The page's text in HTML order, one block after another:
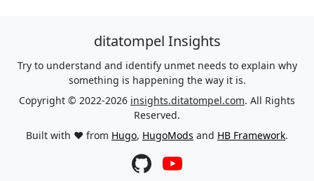
ditatompel Insights
Try to understand and identify unmet needs to explain why
something is happening the way it is.
Copyright © 2022-2026 insights.ditatompel.com. All Rights
Reserved.
Built with ❤️ from Hugo, HugoMods and HB Framework.